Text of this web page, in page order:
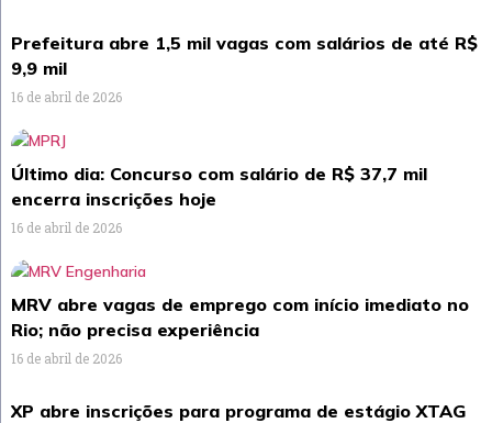
Prefeitura abre 1,5 mil vagas com salários de até R$
9,9 mil
16 de abril de 2026
Último dia: Concurso com salário de R$ 37,7 mil
encerra inscrições hoje
16 de abril de 2026
MRV abre vagas de emprego com início imediato no
Rio; não precisa experiência
16 de abril de 2026
XP abre inscrições para programa de estágio XTAG